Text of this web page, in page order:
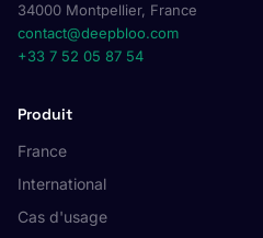
34000 Montpellier, France
contact@deepbloo.com
+33 7 52 05 87 54
Produit
France
International
Cas d'usage